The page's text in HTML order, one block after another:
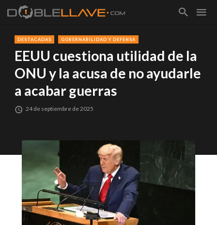
DESTACADAS GOBERNABILIDAD Y DEFENSA
EEUU cuestiona utilidad de la
ONU y la acusa de no ayudarle
a acabar guerras
24 de septiembre de 2025